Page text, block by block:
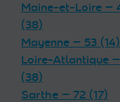
Maine-et-Loire —
(38)
Mayenne — 53 (14)
Loire-Atlantique
(38)
Sarthe — 72 (17)